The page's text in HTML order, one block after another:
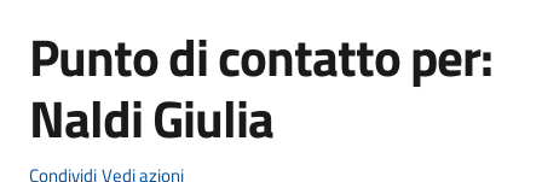
Amministrazione
Novità
Servizi
Salta al contenuto
Punto di contatto per:
Naldi Giulia
CondividiVedi azioni